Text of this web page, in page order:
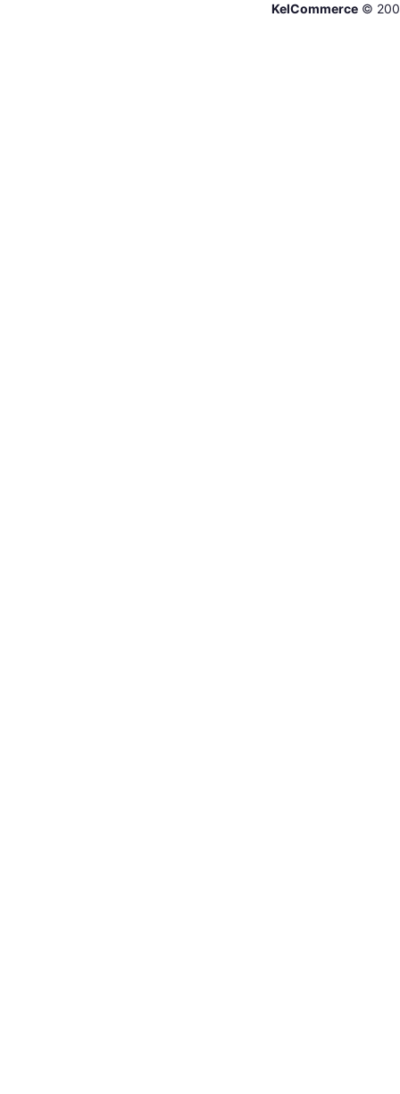
KelCommerce©